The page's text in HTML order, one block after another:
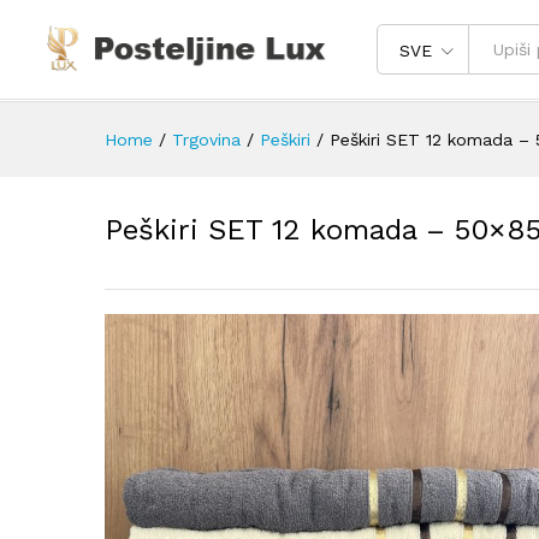
SVE
Home / Trgovina / Peškiri / Peškiri SET 12 komada –
Peškiri SET 12 komada –